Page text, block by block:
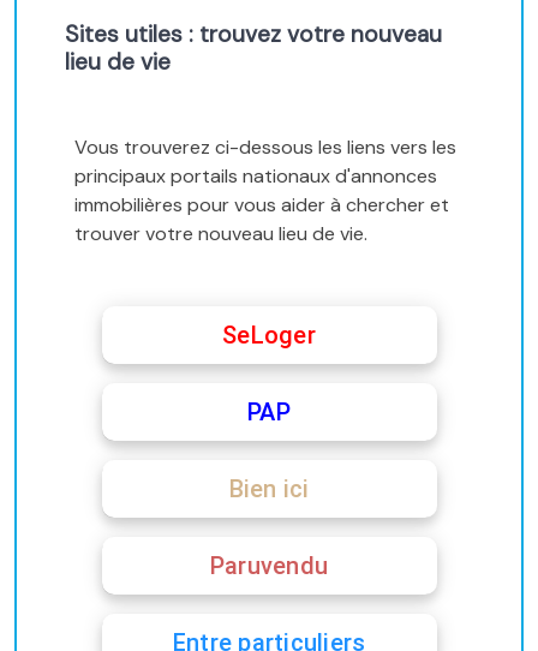
Sites utiles : trouvez votre nouveau
lieu de vie
Vous trouverez ci-dessous les liens vers les
principaux portails nationaux d'annonces
immobilières pour vous aider à chercher et
trouver votre nouveau lieu de vie.
SeLoger
PAP
Bien ici
Paruvendu
Entre particuliers